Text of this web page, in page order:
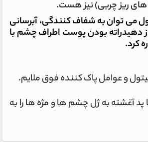
های ریز چربی) نیز هست.
می توان به شفاف کنندگی، آبرسانی
دهیدراته بودن پوست اطراف چشم با
کرد.
پد آغشته به ژل چشم ها و مژه ها را به